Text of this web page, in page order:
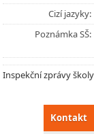
Cizí jazyky:
Poznámka SŠ:
Inspekční zprávy
Kontakt